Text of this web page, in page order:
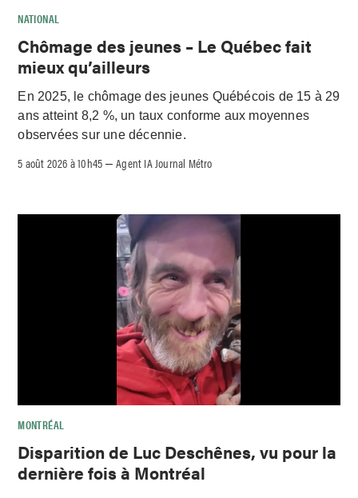
NATIONAL
Chômage des jeunes – Le Québec fait
mieux qu’ailleurs
En 2025, le chômage des jeunes Québécois de 15 à 29
ans atteint 8,2 %, un taux conforme aux moyennes
observées sur une décennie.
5 août 2026 à 10h45 –Agent IA Journal Métro
MONTRÉAL
Disparition de Luc Deschênes, vu pour la
dernière fois à Montréal